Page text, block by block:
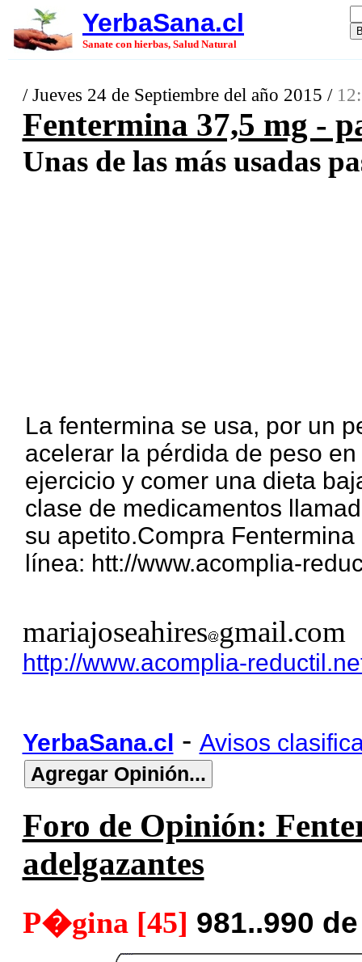
YerbaSana.cl
Sanate con hierbas, Salud Natural
/ Jueves 24 de Septiembre del año 2015 /
Fentermina 37,5 mg -
Unas de las más usadas
La fentermina se usa, por un
acelerar la pérdida de peso
ejercicio y comer una dieta
clase de medicamentos
su apetito.Compra
línea: htt://www.acomplia-
mariajoseahires gmail.com
http://www.acomplia-
YerbaSana.cl - Avisos
Foro de Opinión:
adelgazantes
P�gina [45] 981..990